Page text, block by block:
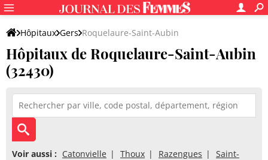
Hôpitaux Gers Roquelaure-Saint-Aubin
Hôpitaux de Roquelaure-Saint-Aubin
(32430)
Voir aussi : Catonvielle Thoux Razengues
Saint-